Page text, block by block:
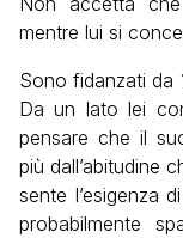
mentre lui si
Sono fidanzati da
Da un lato lei
pensare che il
più dall’abitudine
sente l’esigenza
probabilmente